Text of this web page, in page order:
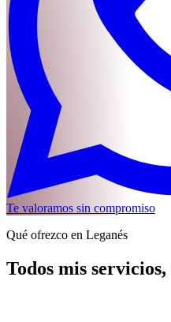
Te valoramos sin compromiso
Qué ofrezco en Leganés
Todos mis